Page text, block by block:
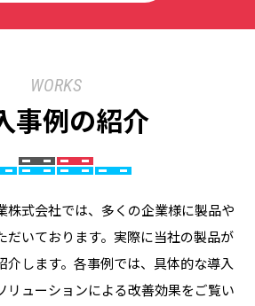
WORKS
事例の紹介
株式会社では、多くの企業様に製品や
だいております。実際に当社の製品が
介します。各事例では、具体的な導入
リューションによる改善効果をご覧い